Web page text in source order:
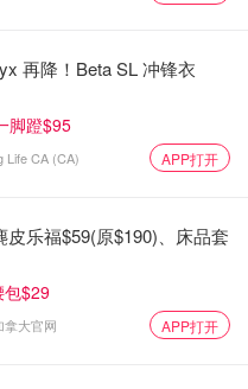
52路Lawrence West、32
第二，紧接着是35路
再降！Beta SL 冲锋衣
脚蹬$95
Life CA (CA) APP打开
皮乐福$59(原$190)、床品套
包$29
拿大官网 APP打开